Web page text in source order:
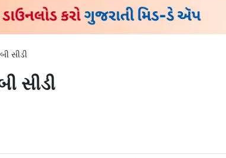
સીડી
સીડી